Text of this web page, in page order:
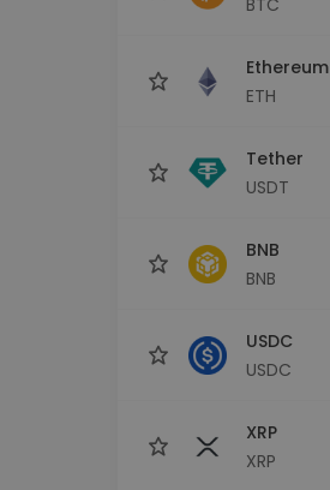
Ethereum
ETH
Tether
USDT
BNB
BNB
USDC
USDC
XRP
XRP